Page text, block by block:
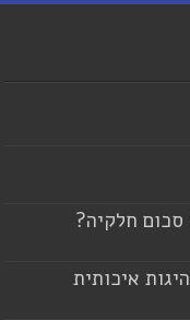
חלקיה?
איכותית